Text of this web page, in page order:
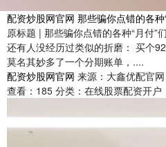
配资炒股网官网 那些骗你点错的各
原标题 | 那些骗你点错的各种“月付”
还有人没经历过类似的折磨： 买个
莫名其妙多了一个分期账单，....
配资炒股网官网 来源：大鑫优配官网
查看： 185 分类： 在线股票配资开户